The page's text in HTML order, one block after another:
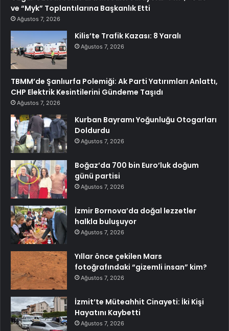
ve “Myk” Toplantılarına Başkanlık Etti
Ağustos 7, 2026
Kilis’te Trafik Kazası: 8 Yaralı
Ağustos 7, 2026
TBMM’de Şanlıurfa Polemiği: Ak Parti Yatırımları Anlattı,
CHP Elektrik Kesintilerini Gündeme Taşıdı
Ağustos 7, 2026
Kurban Bayramı Yoğunluğu Otogarları
Doldurdu
Ağustos 7, 2026
Boğaz’da 700 bin Euro’luk doğum
günü partisi
Ağustos 7, 2026
İzmir Bornova’da doğal lezzetler
halkla buluşuyor
Ağustos 7, 2026
Yıllar önce çekilen Mars
fotoğrafındaki “gizemli insan” kim?
Ağustos 7, 2026
İzmit’te Müteahhit Cinayeti: İki Kişi
Hayatını Kaybetti
Ağustos 7, 2026